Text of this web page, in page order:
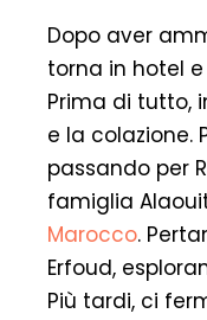
Dopo aver
torna in hotel
Prima di tutto,
e la colazione.
passando per
famiglia
Marocco.
Erfoud,
Più tardi, ci